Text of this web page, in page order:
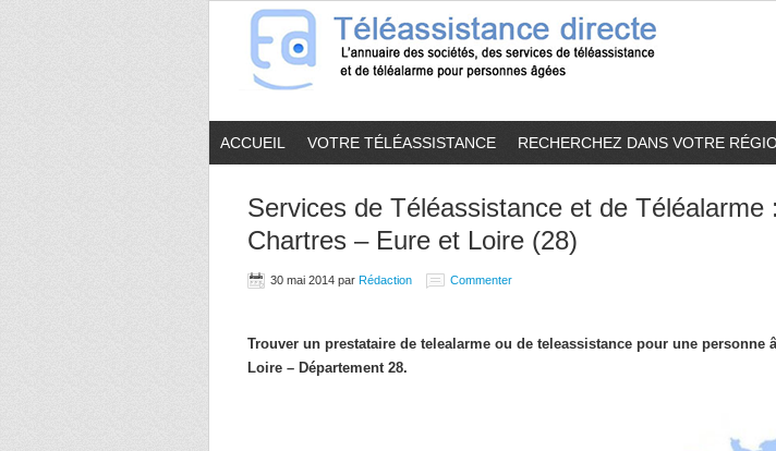
ACCUEIL VOTRE TÉLÉASSISTANCE RECHERCHEZ DANS VOTRE
Services de Téléassistance et de Téléalarme :
Chartres – Eure et Loire (28)
30 mai 2014 par Rédaction Commenter
Trouver un prestataire de telealarme ou de teleassistance pour une personne
Loire – Département 28.